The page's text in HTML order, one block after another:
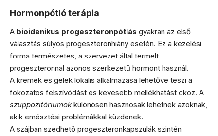
Hormonpótló terápia
A bioidenikus progeszteronpótlás gyakran az első
választás súlyos progeszteronhiány esetén. Ez a kezelési
forma természetes, a szervezet által termelt
progeszteronnal azonos szerkezetű hormont használ.
A krémek és gélek lokális alkalmazása lehetővé teszi a
fokozatos felszívódást és kevesebb mellékhatást okoz. A
szuppozitóriumok különösen hasznosak lehetnek azoknak,
akik emésztési problémákkal küzdenek.
A szájban szedhető progeszteronkapszulák szintén